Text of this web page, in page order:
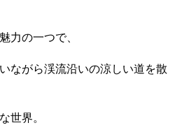
力の一つで、
ながら渓流沿いの涼しい道を散
世界。